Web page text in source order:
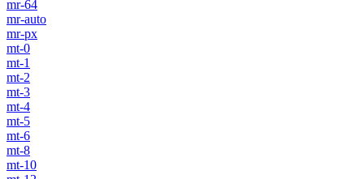
mr-64
mr-auto
mr-px
mt-0
mt-1
mt-2
mt-3
mt-4
mt-5
mt-6
mt-8
mt-10